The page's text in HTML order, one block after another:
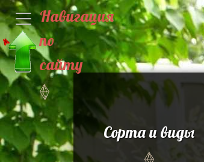
Навигация
по
сайту
Сорта и виды